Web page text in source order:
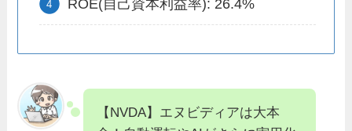
ROE(自己資本利益率): 26.4%
【NVDA】エヌビディアは大本